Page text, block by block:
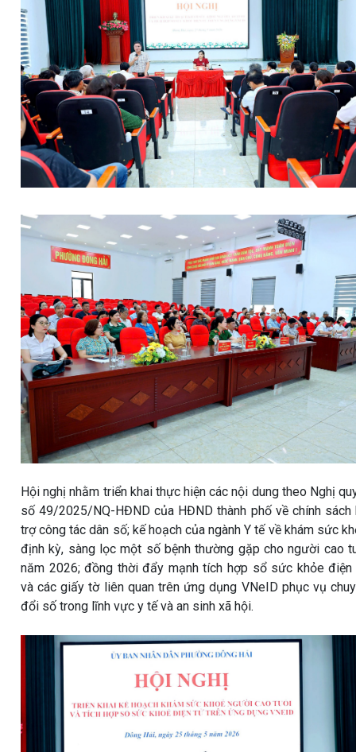
Hội nghị nhằm triển khai thực hiện các nội dung theo Nghị
số 49/2025/NQ-HĐND của HĐND thành phố về chính sách
trợ công tác dân số; kế hoạch của ngành Y tế về khám sức
định kỳ, sàng lọc một số bệnh thường gặp cho người cao
năm 2026; đồng thời đẩy mạnh tích hợp sổ sức khỏe
và các giấy tờ liên quan trên ứng dụng VNeID phục vụ
đổi số trong lĩnh vực y tế và an sinh xã hội.